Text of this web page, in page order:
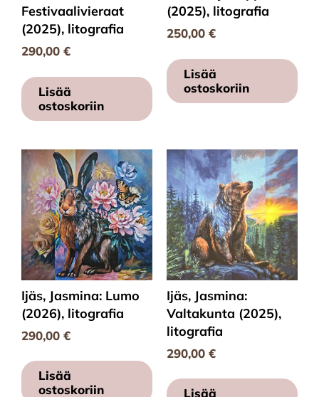
Festivaalivieraat
(2025), litografia
290,00 €
Lisää
ostoskoriin
(2025), litografia
250,00 €
Lisää
ostoskoriin
Ijäs, Jasmina: Lumo
(2026), litografia
290,00 €
Lisää
ostoskoriin
Ijäs, Jasmina:
Valtakunta (2025),
litografia
290,00 €
Lisää